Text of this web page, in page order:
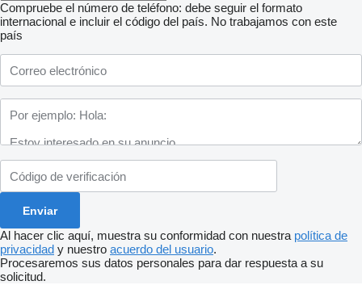
Compruebe el número de teléfono: debe seguir el formato
internacional e incluir el código del país. No trabajamos con este
país
Al hacer clic aquí, muestra su conformidad con nuestra política de
privacidad y nuestro acuerdo del usuario.
Procesaremos sus datos personales para dar respuesta a su
solicitud.